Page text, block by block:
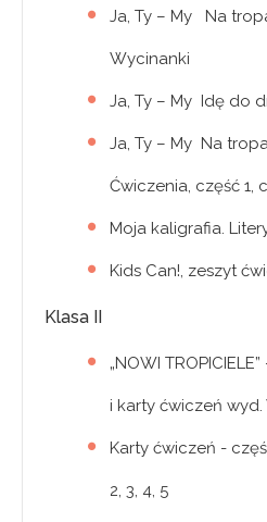
Ja, Ty – My Na
Wycinanki
Ja, Ty – My Idę do
Ja, Ty – My Na
Ćwiczenia, część 1,
Moja kaligrafia.
Kids Can!, zeszyt
Klasa II
„NOWI
i karty ćwiczeń wyd.
Karty ćwiczeń -
2, 3, 4, 5